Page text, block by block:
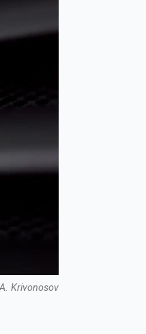
Krivonosov